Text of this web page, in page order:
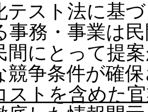
テスト法に基
事務・事業は
間にとって提
競争条件が確
ストを含めた